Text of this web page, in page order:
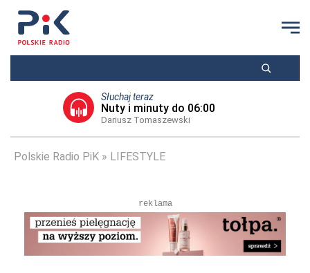
Słuchaj teraz
Nuty i minuty do 06:00
Dariusz Tomaszewski
Polskie Radio PiK LIFESTYLE
reklama